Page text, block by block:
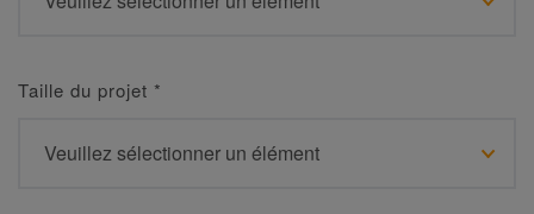
Taille du projet *